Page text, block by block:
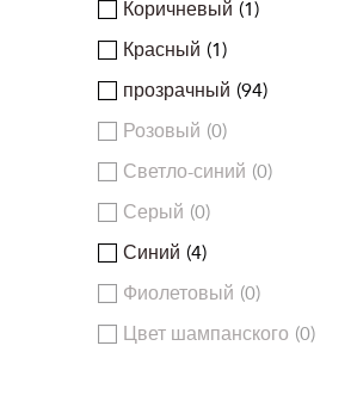
Коричневый 1
Красный 1
прозрачный 94
Розовый 0
Светло-синий 0
Серый 0
Синий 4
Фиолетовый 0
Цвет шампанского 0